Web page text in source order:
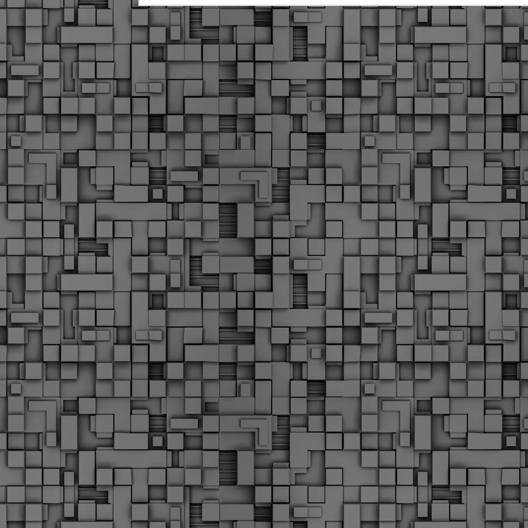
Φωτογραφικό ρεπορτάζ
Μεγάλες μέρες ζει ο "οργανισμός" της Δημοτικής Αστυνομίας!
Να θυμίσουμε ότι κανονικές προσλήψεις στην Δημοτική
Αστυνομία έχουν να γίνουν από το 2010. Δεκαέξι ολόκληρα
χρόνια! Και βέβαια, ακόμη και με αυτές τις προσλήψεις, δεν
φτάνουμε ούτε τα 2/3 των Δημοτικών Αστυνομικών που
υπηρετούσαν το 2013 προ της κατάργησης της υπηρεσίας με
απόφαση του σημερινού πρωθυπουργού Κυριάκου Μητσοτάκη. Ας
είναι...
2
Δημοτική Αστυνομία Θεσσαλονίκης: Διμηνιαίος
απολογισμός ελέγχων τήρησης νομοθεσίας
Τον απολογισμό των δράσεων ελέγχου για τα ζώα συντροφιάς
κατά το δίμηνο Ιανουαρίου – Φεβρουαρίου 2026 παρουσιάζει η
Δημοτική Αστυνομία Θεσσαλονίκης, με στόχο την προστασία των
ζώων και την ομαλή συμβίωση στην πόλη.
FEB
18
ΣτΕ: Οριστική απόρριψη της επαναφοράς του 13ου
και 14ου μισθού για τους δημοσίους υπαλλήλους
Με την απόφαση αυτή, το ΣτΕ απορρίπτει οριστικά τις
αξιώσεις των δημοσίων υπαλλήλων για επαναφορά των
δώρων, επικυρώνοντας την τρέχουσα κατάσταση παρά τις
αντιδράσεις της ΑΔΕΔΥ
Το ΣτΕ απέρριψε οριστικά την προσφυγή της ΑΔΕΔΥ και ενός
εκπαιδευτικού για την επαναφορά των δώρων Χριστουγέννων,
Πάσχα και θερινής άδειας (13ος και 14ος μισθός) στους
εργαζόμενους του δημόσιου τομέα, κλείνοντας μια μακρά
διαμάχη δεκαετιών που αφορούσε τις μνημονιακές περικοπές.
Γνωστοποίηση έκδοσης οριστικών αποτελεσμάτων –
Παροχή οδηγιών.
► Δείτε/κατεβάστε την πολυαναμενόμενη εγκύκλιο του Υπ.
FEB
1
Με διαρροή 2 μέρες πριν την στάση εργασίας
ενημερώνει το ΣτΕ για την απόρριψη της επαναφοράς